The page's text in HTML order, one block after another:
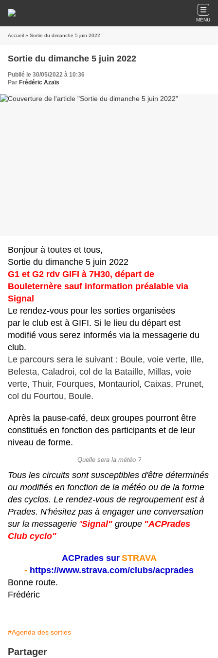
MENU
Accueil » Sortie du dimanche 5 juin 2022
Sortie du dimanche 5 juin 2022
Publié le 30/05/2022 à 10:36
Par Frédéric Azaïs
Bonjour à toutes et tous,
Sortie du dimanche 5 juin 2022
G1 et G2 rdv GIFI à 7H30, départ de
Bouleternère sauf information préalable via
Signal
Le rendez-vous pour les sorties organisées
par le club est à GIFI. Si le lieu du départ est
modifié vous serez informés via la messagerie du
club.
Le parcours sera le suivant : Boule, voie verte, Ille,
Belesta, Caladroi, col de la Bataille, Millas, voie
verte, Thuir, Fourques, Montauriol, Caixas, Prunet,
col du Fourtou, Boule.
Après la pause-café, deux groupes pourront être
constitués en fonction des participants et de leur
niveau de forme.
Quelle sera la météo ?
Tous les circuits sont susceptibles d'être déterminés
ou modifiés en fonction de la météo ou de la forme
des cyclos. Le rendez-vous de regroupement est à
Prades. N'hésitez pas à engager une conversation
sur la messagerie "Signal" groupe "ACPrades
Club cyclo"
ACPrades sur STRAVA
- https://www.strava.com/clubs/acprades
Bonne route.
Frédéric
#Agenda des sorties
Partager